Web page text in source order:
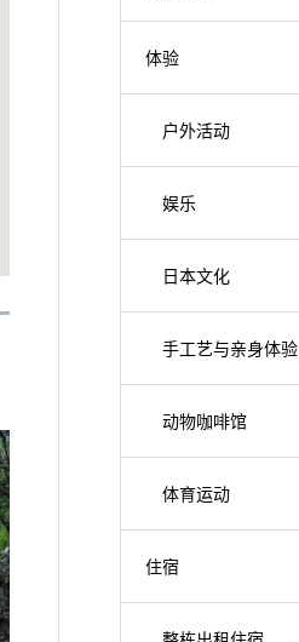
体验
户外活动
娱乐
日本文化
手工艺与亲身体验
动物咖啡馆
体育运动
住宿